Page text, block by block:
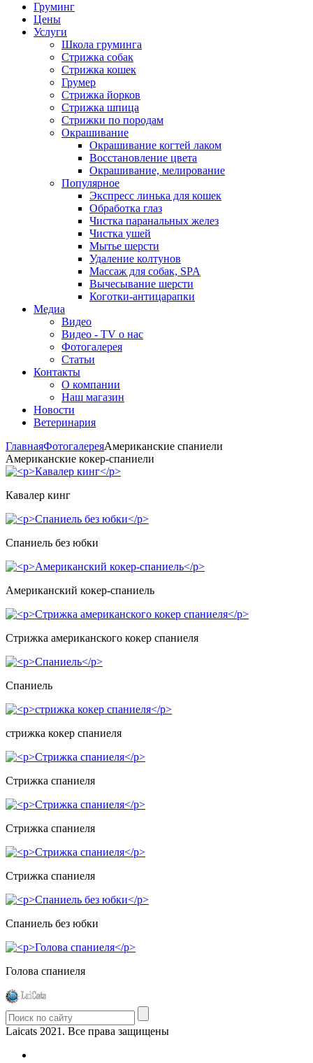
Груминг
Цены
Услуги
Школа груминга
Стрижка собак
Стрижка кошек
Грумер
Стрижка йорков
Стрижка шпица
Стрижки по породам
Окрашивание
Окрашивание когтей лаком
Восстановление цвета
Окрашивание, мелирование
Популярное
Экспресс линька для кошек
Обработка глаз
Чистка паранальных желез
Чистка ушей
Мытье шерсти
Удаление колтунов
Массаж для собак, SPA
Вычесывание шерсти
Коготки-антицарапки
Медиа
Видео
Видео - TV о нас
Фотогалерея
Статьи
Контакты
О компании
Наш магазин
Новости
Ветеринария
ГлавнаяФотогалереяАмериканские спаниели
Американские кокер-спаниели
Кавалер кинг
Спаниель без юбки
Американский кокер-спаниель
Стрижка американского кокер спаниеля
Спаниель
стрижка кокер спаниеля
Стрижка спаниеля
Стрижка спаниеля
Стрижка спаниеля
Спаниель без юбки
Голова спаниеля
Laicats 2021. Все права защищены